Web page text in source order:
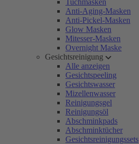
Tuchmasken
Anti-Aging-Masken
Anti-Pickel-Masken
Glow Masken
Mitesser-Masken
Overnight Maske
Gesichtsreinigung
Alle anzeigen
Gesichtspeeling
Gesichtswasser
Mizellenwasser
Reinigungsgel
Reinigungsöl
Abschminkpads
Abschminktücher
Gesichtsreinigungssets